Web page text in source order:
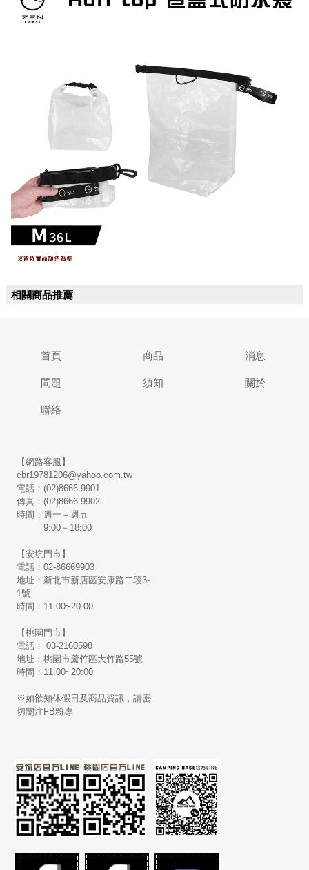
相關商品推薦
首頁 商品 消息
問題 須知 關於
聯絡
【網路客服】
cbr19781206@yahoo.com.tw
電話：(02)8666-9901
傳真：(02)8666-9902
時間：週一－週五
9:00－18:00
【安坑門市】
電話：02-86669903
地址：新北市新店區安康路二段3-
1號
時間：11:00~20:00
【桃園門市】
電話： 03-2160598
地址：桃園市蘆竹區大竹路55號
時間：11:00~20:00
※如欲知休假日及商品資訊，請密
切關注FB粉專